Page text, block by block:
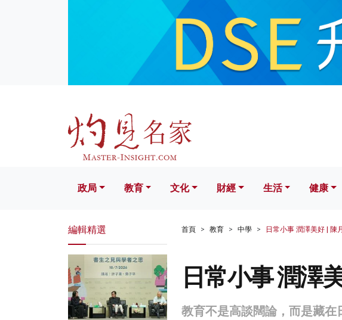
文化 財經 生活 健康
政局 教育 文化 財經 生活 健康
首頁 教育 中學 日常小事 潤澤美好 | 陳
日常小事 潤澤
教育不是高談闊論，而是藏
編輯精選